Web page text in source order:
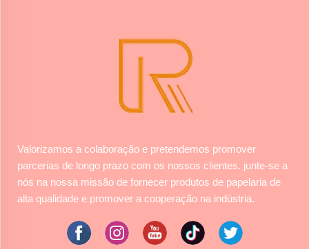
Valorizamos a colaboração e pretendemos promover
parcerias de longo prazo com os nossos clientes. junte-se a
nós na nossa missão de fornecer produtos de papelaria de
alta qualidade e promover a cooperação na indústria.